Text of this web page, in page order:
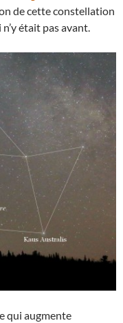
de cette constellation
était pas avant.
qui augmente